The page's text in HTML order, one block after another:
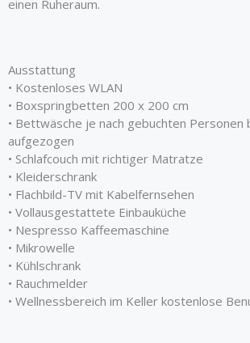
einen Ruheraum.
Ausstattung
• Kostenloses WLAN
• Boxspringbetten 200 x 200 cm
• Bettwäsche je nach gebuchten Personen
aufgezogen
• Schlafcouch mit richtiger Matratze
• Kleiderschrank
• Flachbild-TV mit Kabelfernsehen
• Vollausgestattete Einbauküche
• Nespresso Kaffeemaschine
• Mikrowelle
• Kühlschrank
• Rauchmelder
• Wellnessbereich im Keller kostenlose